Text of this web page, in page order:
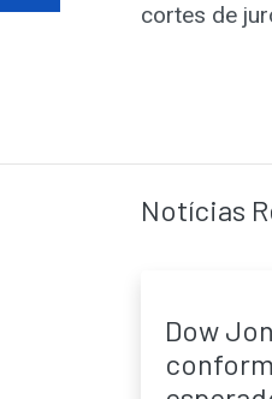
cortes de
Notícias
Dow